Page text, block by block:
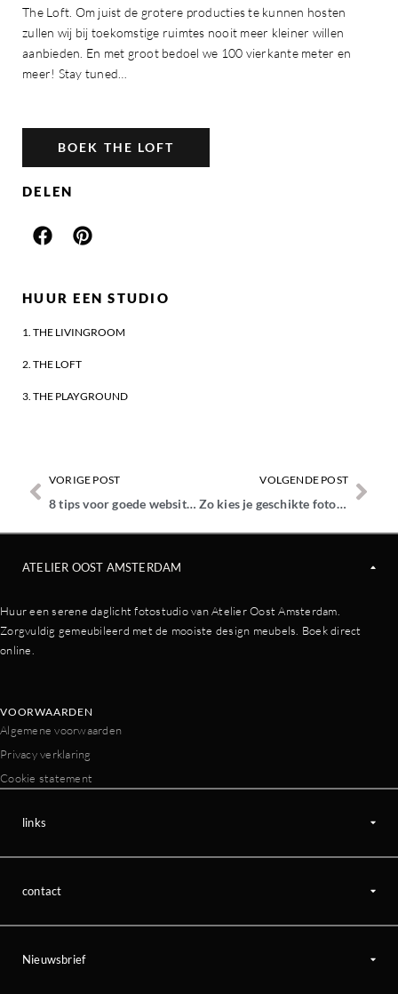
The Loft. Om juist de grotere producties te kunnen hosten
zullen wij bij toekomstige ruimtes nooit meer kleiner willen
aanbieden. En met groot bedoel we 100 vierkante meter en
meer! Stay tuned…
BOEK THE LOFT
DELEN
HUUR EEN STUDIO
1. THE LIVINGROOM
2. THE LOFT
3. THE PLAYGROUND
VORIGE POST
8 tips voor goede website fotografie
VOLGENDE POST
Zo kies je geschikte fotoshoot kleding
ATELIER OOST AMSTERDAM
Huur een serene daglicht fotostudio van Atelier Oost Amsterdam.
Zorgvuldig gemeubileerd met de mooiste design meubels. Boek direct
online.
VOORWAARDEN
Algemene voorwaarden
Privacy verklaring
Cookie statement
links
contact
Nieuwsbrief